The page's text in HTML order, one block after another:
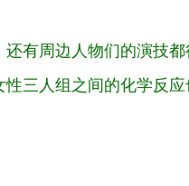
有周边人物们的演技
三人组之间的化学反